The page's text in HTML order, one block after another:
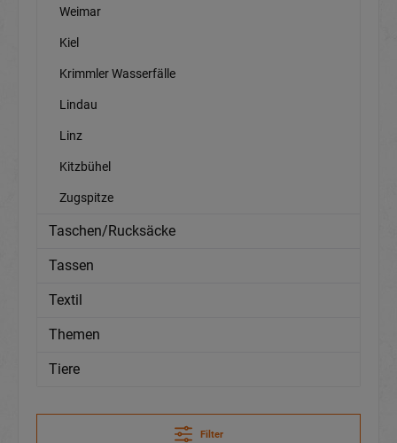
Weimar
Kiel
Krimmler Wasserfälle
Lindau
Linz
Kitzbühel
Zugspitze
Taschen/Rucksäcke
Tassen
Textil
Themen
Tiere
Filter